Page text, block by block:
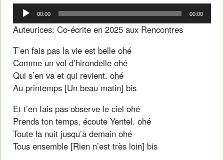
Lecteur
audio
00:00 00:00
Auteurices: Co-écrite en 2025 aux Rencontres
T’en fais pas la vie est belle ohé
Comme un vol d’hirondelle ohé
Qui s’en va et qui revient. ohé
Au printemps [Un beau matin] bis
Et t’en fais pas observe le ciel ohé
Prends ton temps, écoute Yentel. ohé
Toute la nuit jusqu’à demain ohé
Tous ensemble [Rien n’est très loin] bis